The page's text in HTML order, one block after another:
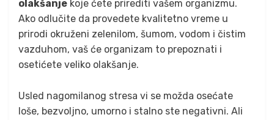
olakšanje koje ćete prirediti vašem organizmu.
Ako odlučite da provedete kvalitetno vreme u
prirodi okruženi zelenilom, šumom, vodom i čistim
vazduhom, vaš će organizam to prepoznati i
osetićete veliko olakšanje.
Usled nagomilanog stresa vi se možda osećate
loše, bezvoljno, umorno i stalno ste negativni. Ali